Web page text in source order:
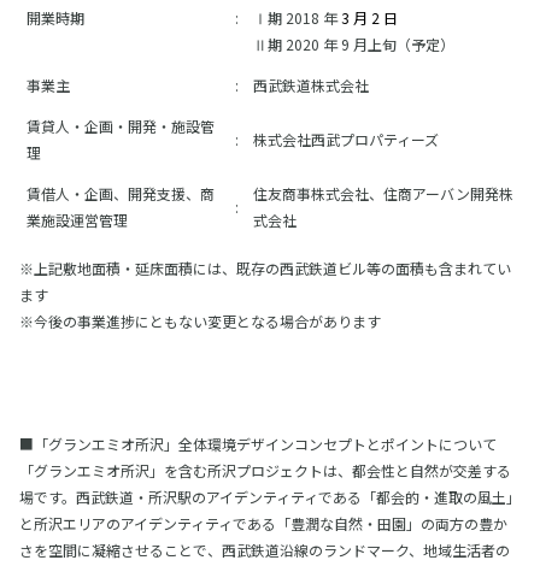
開業時期 : Ⅰ期 2018 年3 月 2 日
Ⅱ期 2020 年 9 月上旬（予定）
事業主
:
西武鉄道株式会社
賃貸人・企画・開発・施設管
理
: 株式会社西武プロパティーズ
賃借人・企画、開発支援、商
業施設運営管理
:
住友商事株式会社、住商アーバン開発株
式会社
※上記敷地面積・延床面積には、既存の西武鉄道ビル等の面積も含まれてい
ます
※今後の事業進捗にともない変更となる場合があります
■「グランエミオ所沢」全体環境デザインコンセプトとポイントについて
「グランエミオ所沢」を含む所沢プロジェクトは、都会性と自然が交差する
場です。西武鉄道・所沢駅のアイデンティティである「都会的・進取の風土」
と所沢エリアのアイデンティティである「豊潤な自然・田園」の両方の豊か
さを空間に凝縮させることで、西武鉄道沿線のランドマーク、地域生活者の